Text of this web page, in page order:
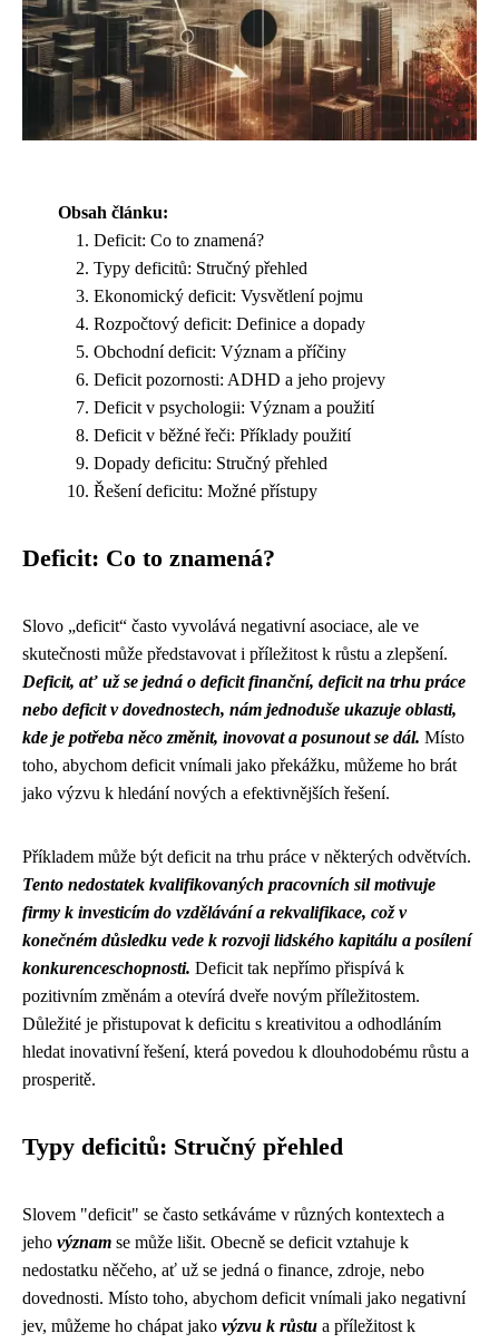
Obsah článku:
Deficit: Co to znamená?
Typy deficitů: Stručný přehled
Ekonomický deficit: Vysvětlení pojmu
Rozpočtový deficit: Definice a dopady
Obchodní deficit: Význam a příčiny
Deficit pozornosti: ADHD a jeho projevy
Deficit v psychologii: Význam a použití
Deficit v běžné řeči: Příklady použití
Dopady deficitu: Stručný přehled
Řešení deficitu: Možné přístupy
Deficit: Co to znamená?
Slovo „deficit“ často vyvolává negativní asociace, ale ve
skutečnosti může představovat i příležitost k růstu a zlepšení.
Deficit, ať už se jedná o deficit finanční, deficit na trhu práce
nebo deficit v dovednostech, nám jednoduše ukazuje oblasti,
kde je potřeba něco změnit, inovovat a posunout se dál. Místo
toho, abychom deficit vnímali jako překážku, můžeme ho brát
jako výzvu k hledání nových a efektivnějších řešení.
Příkladem může být deficit na trhu práce v některých odvětvích.
Tento nedostatek kvalifikovaných pracovních sil motivuje
firmy k investicím do vzdělávání a rekvalifikace, což v
konečném důsledku vede k rozvoji lidského kapitálu a posílení
konkurenceschopnosti. Deficit tak nepřímo přispívá k
pozitivním změnám a otevírá dveře novým příležitostem.
Důležité je přistupovat k deficitu s kreativitou a odhodláním
hledat inovativní řešení, která povedou k dlouhodobému růstu a
prosperitě.
Typy deficitů: Stručný přehled
Slovem "deficit" se často setkáváme v různých kontextech a
jeho význam se může lišit. Obecně se deficit vztahuje k
nedostatku něčeho, ať už se jedná o finance, zdroje, nebo
dovednosti. Místo toho, abychom deficit vnímali jako negativní
jev, můžeme ho chápat jako výzvu k růstu a příležitost k